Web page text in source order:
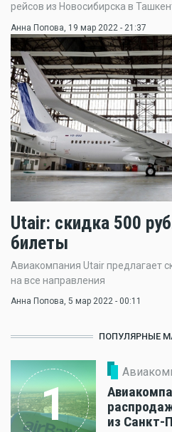
рейсов из Новосибирска в
Анна Попова, 19 мар 2022 - 21:37
Utair: скидка 500
билеты
Авиакомпания Utair предлагает
на все направления
Анна Попова, 5 мар 2022 - 00:11
ПОПУЛЯРНЫЕ
1
из Санкт-